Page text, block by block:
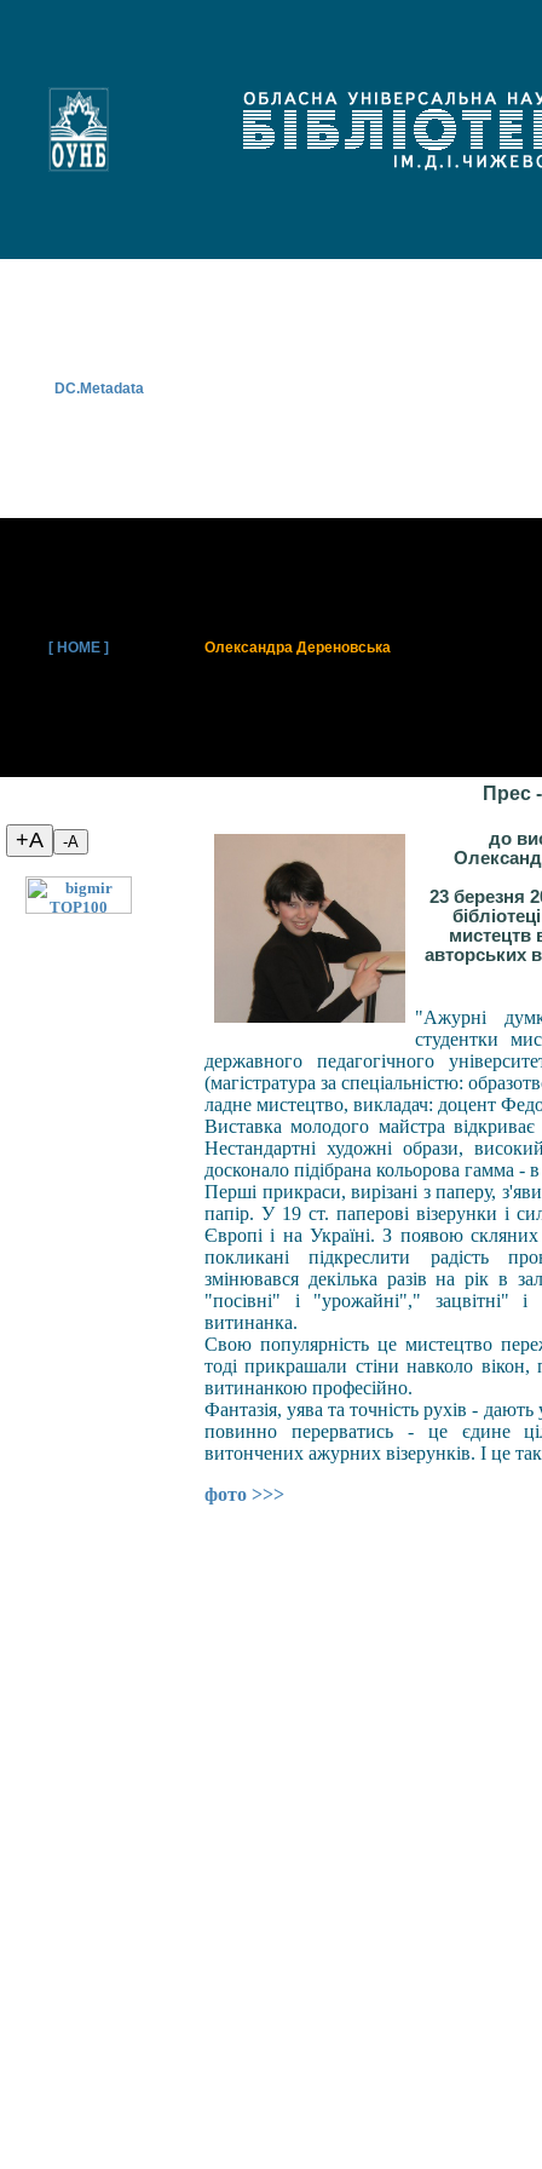
DC.Metadata
[ HOME ] Олександра Дереновська
Прес
до
23 березня
мистецтв
авторських
"Ажурні
студентки
державного педагогічного
(магістратура за спеціальністю:
ладне мистецтво, викладач: доцент
Виставка молодого майстра відкриває
Нестандартні художні образи,
досконало підібрана кольорова гамма -
Перші прикраси, вирізані з паперу,
папір. У 19 ст. паперові візерунки і
Європі і на Україні. З появою
покликані підкреслити радість
змінювався декілька разів на рік в
"посівні" і "урожайні"," зацвітні"
витинанка.
Свою популярність це мистецтво
тоді прикрашали стіни навколо
витинанкою професійно.
Фантазія, уява та точність рухів -
повинно перерватись - це єдине
витончених ажурних візерунків. І це
фото >>>